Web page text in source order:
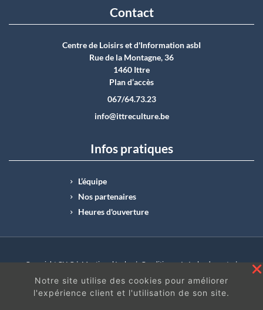
Contact
Centre de Loisirs et d'Information asbI
Rue de la Montagne, 36
1460 Ittre
Plan d’accès
067/64.73.23
info@ittreculture.be
Infos pratiques
L’équipe
Nos partenaires
Heures d'ouverture
Copyright CLI © | Mentions légales | Conditions générales de vente |
N°Entreprise : BE0414.742.009 |
BE50 0012 6285 4518
Notre site utilise des cookies pour améliorer
l'expérience client et l'utilisation de son site.